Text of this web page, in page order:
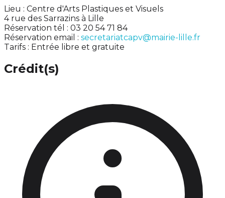
Lieu : Centre d'Arts Plastiques et Visuels
4 rue des Sarrazins à Lille
Réservation tél : 03 20 54 71 84
Réservation email : secretariatcapv@mairie-lille.fr
Tarifs : Entrée libre et gratuite
Crédit(s)